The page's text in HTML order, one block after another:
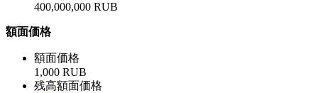
400,000,000 RUB
額面価格
額面価格
1,000 RUB
残高額面価格